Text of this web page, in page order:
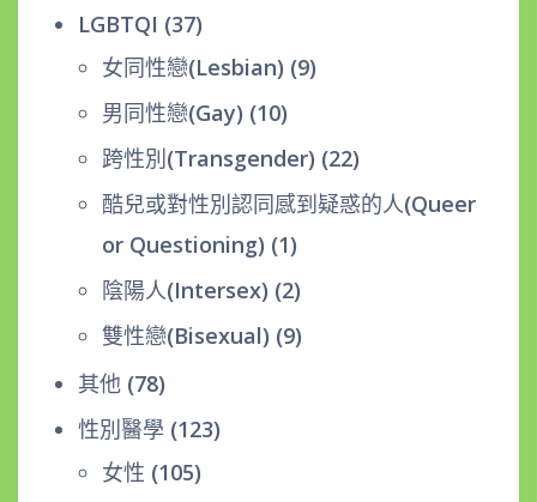
LGBTQI (37)
女同性戀(Lesbian) (9)
男同性戀(Gay) (10)
跨性別(Transgender) (22)
酷兒或對性別認同感到疑惑的人(Queer
or Questioning) (1)
陰陽人(Intersex) (2)
雙性戀(Bisexual) (9)
其他 (78)
性別醫學 (123)
女性 (105)